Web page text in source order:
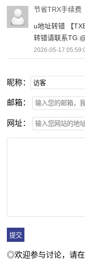
节省TRX手续费
u地址转错 【
转错请联系
2026-05-17
昵称：
邮箱：
网址：
◎欢迎参与讨论，请在